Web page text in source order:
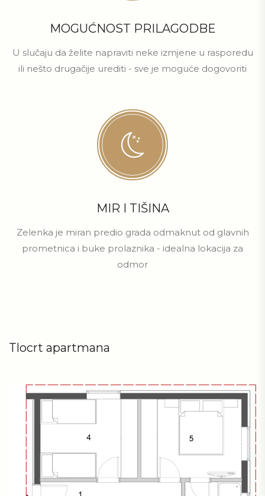
MOGUĆNOST PRILAGODBE
U slučaju da želite napraviti neke izmjene u rasporedu
ili nešto drugačije urediti - sve je moguće dogovoriti
MIR I TIŠINA
Zelenka je miran predio grada odmaknut od glavnih
prometnica i buke prolaznika - idealna lokacija za
odmor
Tlocrt apartmana